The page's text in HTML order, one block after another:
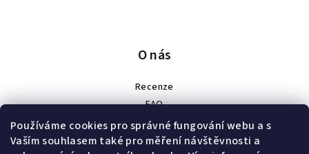
Používáme cookies pro správné fungování webu a s
Vaším souhlasem také pro měření návštěvnosti a
O nás
Recenze
FAQ
Spolupráce
Náš příběh